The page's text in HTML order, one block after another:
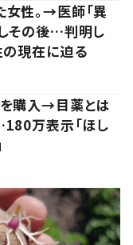
性。→医師「異
その後…判明し
の現在に迫る
を購入→目薬とは
万表示「ほし